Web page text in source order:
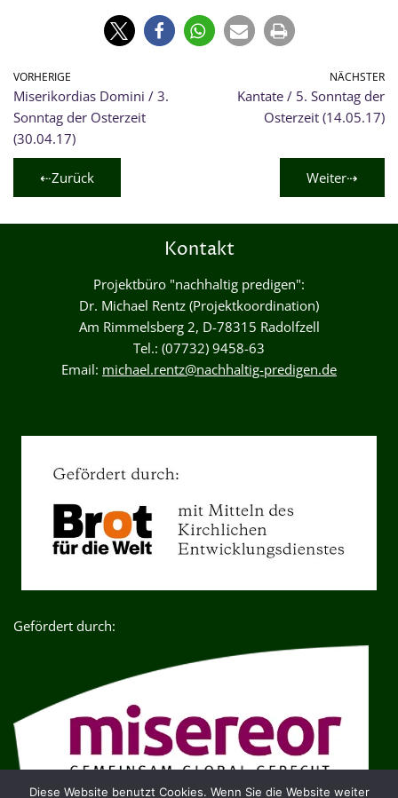
VORHERIGE
Miserikordias Domini / 3.
Sonntag der Osterzeit
(30.04.17)
NÄCHSTER
Kantate / 5. Sonntag der
Osterzeit (14.05.17)
⇠Zurück Weiter⇢
Kontakt
Projektbüro "nachhaltig predigen":
Dr. Michael Rentz (Projektkoordination)
Am Rimmelsberg 2, D-78315 Radolfzell
Tel.: (07732) 9458-63
Email: michael.rentz@nachhaltig-predigen.de
Gefördert durch:
Diese Website benutzt Cookies. Wenn Sie die Website weiter